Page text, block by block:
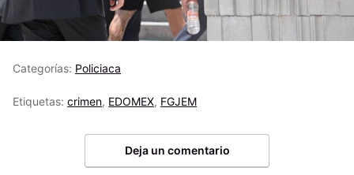
Categorías: Policiaca
Etiquetas: crimen, EDOMEX, FGJEM
Deja un comentario